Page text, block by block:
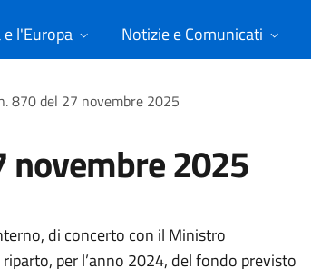
l'Europa Notizie e Comunicati
870 del 27 novembre 2025
novembre 2025
di concerto con il Ministro
per l’anno 2024, del fondo previsto